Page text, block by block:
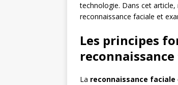
technologie. Dans cet article,
reconnaissance faciale et
Les principes
La reconnaissance faciale